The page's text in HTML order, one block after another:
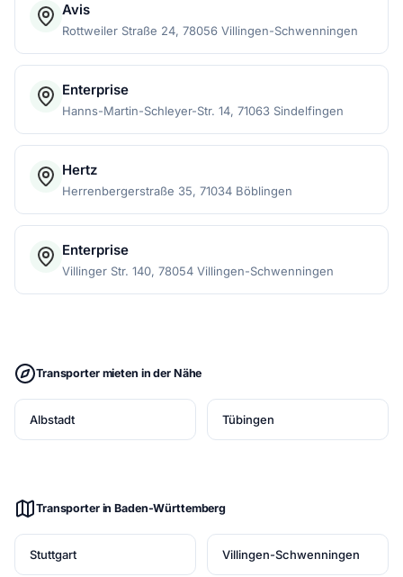
Avis
Rottweiler Straße 24, 78056 Villingen-Schwenningen
Enterprise
Hanns-Martin-Schleyer-Str. 14, 71063 Sindelfingen
Hertz
Herrenbergerstraße 35, 71034 Böblingen
Enterprise
Villinger Str. 140, 78054 Villingen-Schwenningen
Transporter mieten in der Nähe
Albstadt Tübingen
Transporter in Baden-Württemberg
Stuttgart Villingen-Schwenningen